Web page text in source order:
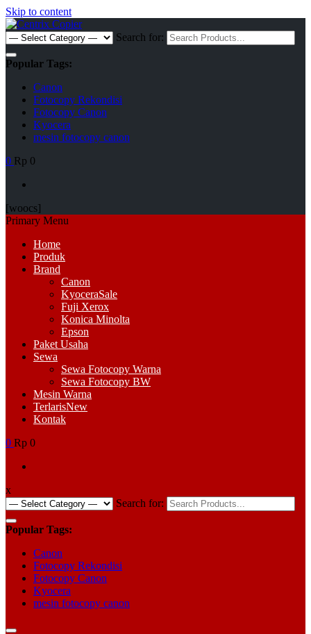
Skip to content
Search for:
Popular Tags:
Canon
Fotocopy Rekondisi
Fotocopy Canon
Kyocera
mesin fotocopy canon
0 Rp 0
[woocs]
Primary Menu
Home
Produk
Brand
Canon
KyoceraSale
Fuji Xerox
Konica Minolta
Epson
Paket Usaha
Sewa
Sewa Fotocopy Warna
Sewa Fotocopy BW
Mesin Warna
TerlarisNew
Kontak
0 Rp 0
x
Search for:
Popular Tags:
Canon
Fotocopy Rekondisi
Fotocopy Canon
Kyocera
mesin fotocopy canon